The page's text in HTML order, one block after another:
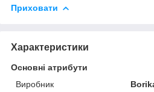
Приховати
Характеристики
Основні атрибути
Виробник